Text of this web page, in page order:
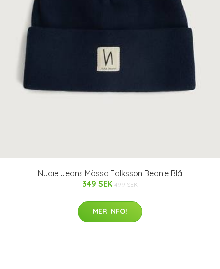
Nudie Jeans Mössa Falksson Beanie Blå
349 SEK 499 SEK
MER INFO!